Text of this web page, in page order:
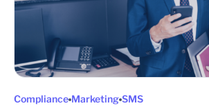
Compliance Marketing SMS